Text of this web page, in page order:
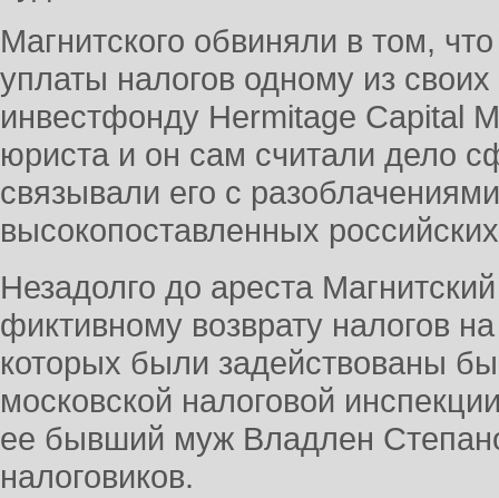
Магнитского обвиняли в том,
уплаты налогов одному из
инвестфонду Hermitage Capital
юриста и он сам считали дело
связывали его с
высокопоставленных
Незадолго до ареста
фиктивному возврату налогов
которых были задействованы
московской налоговой
ее бывший муж Владлен
налоговиков.